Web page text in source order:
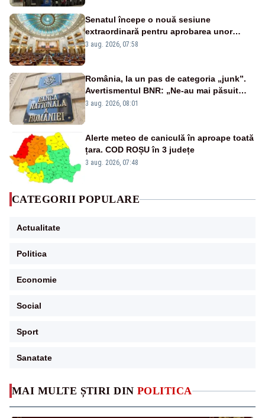
MAI MULTE ȘTIRI DIN POLITICA
Senatul începe o nouă sesiune
extraordinară pentru aprobarea unor
jaloane din PNRR
3 aug. 2026, 07:58
România, la un pas de categoria „junk”.
Avertismentul BNR: „Ne-au mai păsuit
pentru câteva luni”
3 aug. 2026, 08:01
Alerte meteo de caniculă în aproape toată
țara. COD ROȘU în 3 județe
3 aug. 2026, 07:48
CATEGORII POPULARE
Actualitate
Politica
Economie
Social
Sport
Sanatate